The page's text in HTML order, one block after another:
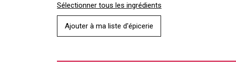
Sélectionner tous les ingrédients
Ajouter à ma liste d'épicerie